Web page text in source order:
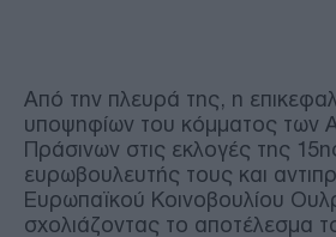
Από την πλευρά της, η
υποψηφίων του κόμματος των
Πράσινων στις εκλογές της
ευρωβουλευτής τους και
Ευρωπαϊκού Κοινοβουλίου
σχολιάζοντας το αποτέλεσμα